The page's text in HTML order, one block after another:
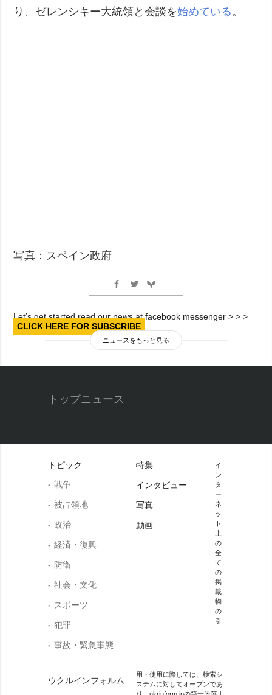
り、ゼレンシキー大統領と会談を始めている 。
写真：スペイン政府
Let’s get started read our news at facebook messenger > > >
CLICK HERE FOR SUBSCRIBE
ニュースをもっと見る
トップニュース
トピック
戦争
被占領地
政治
経済・復興
防衛
社会・文化
スポーツ
犯罪
事故・緊急事態
ウクルインフォルム
特集
インタビュー
写真
動画
イ
ン
タ
ー
ネ
ッ
ト
上
の
全
て
の
掲
載
物
の
引
用・使用に際しては、検索シ
ステムに対してオープンであ